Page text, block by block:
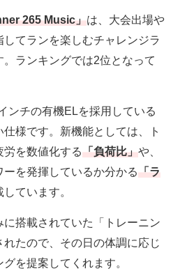
265 Music」は、大会出場や
てランを楽しむチャレンジラ
ランキングでは2位となって
ンチの有機ELを採用している
様です。新機能としては、ト
労を数値化する「負荷比」や、
を発揮しているか分かる「ラ
しています。
搭載されていた「トレーニン
たので、その日の体調に応じ
を提案してくれます。